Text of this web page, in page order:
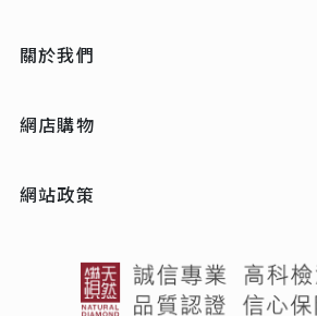
關於我們
網店購物
網站政策